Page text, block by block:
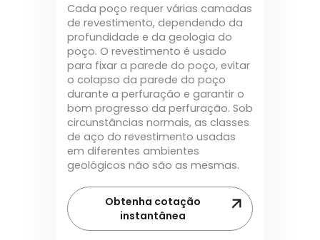
Cada poço requer várias camadas
de revestimento, dependendo da
profundidade e da geologia do
poço. O revestimento é usado
para fixar a parede do poço, evitar
o colapso da parede do poço
durante a perfuração e garantir o
bom progresso da perfuração. Sob
circunstâncias normais, as classes
de aço do revestimento usadas
em diferentes ambientes
geológicos não são as mesmas.
Obtenha cotação
instantânea